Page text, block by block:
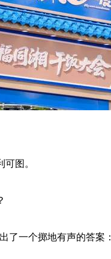
图。
了一个掷地有声的答案：